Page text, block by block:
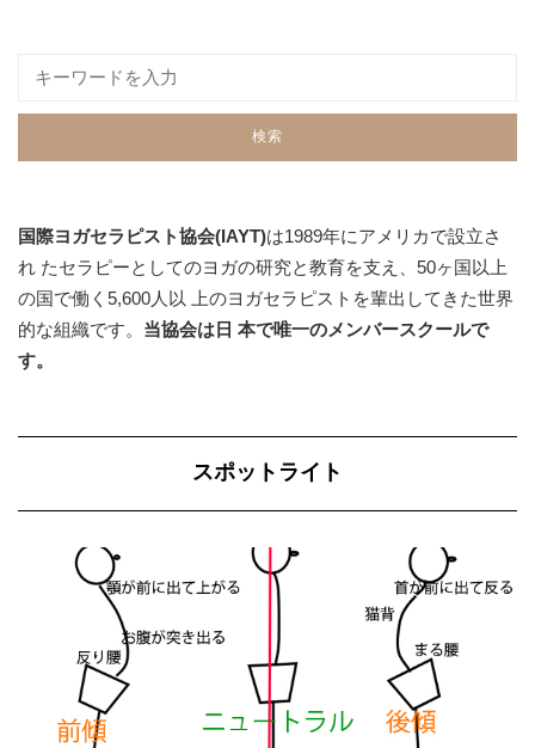
国際ヨガセラピスト協会(IAYT)は1989年にアメリカで設立さ
れ たセラピーとしてのヨガの研究と教育を支え、50ヶ国以上
の国で働く5,600人以 上のヨガセラピストを輩出してきた世界
的な組織です。 当協会は日 本で唯一のメンバースクールで
す。
スポットライト